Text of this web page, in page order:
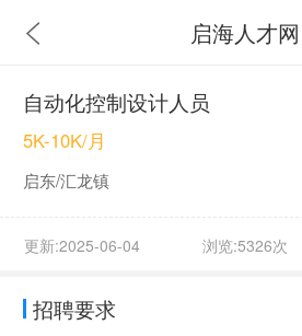
启海人才网
自动化控制设计人员
5K-10K/月
启东/汇龙镇
更新:2025-06-04 浏览:5326次
招聘要求